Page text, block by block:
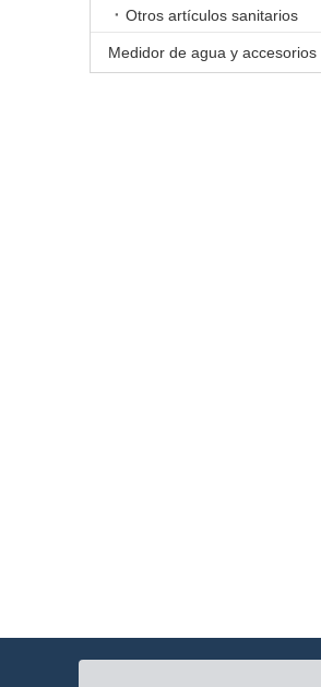
Otros artículos sanitarios
Medidor de agua y accesorios